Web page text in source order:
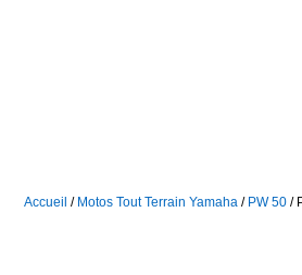
Accueil / Motos Tout Terrain Yamaha / PW 50 /